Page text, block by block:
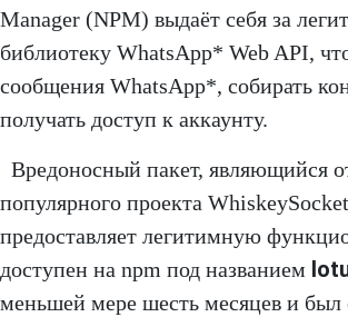
Manager (NPM) выдаёт себя за
библиотеку WhatsApp* Web API,
сообщения WhatsApp*, собирать
получать доступ к аккаунту.
Вредоносный пакет, являющийся
популярного проекта
предоставляет легитимную
доступен на npm под названием
меньшей мере шесть месяцев и был